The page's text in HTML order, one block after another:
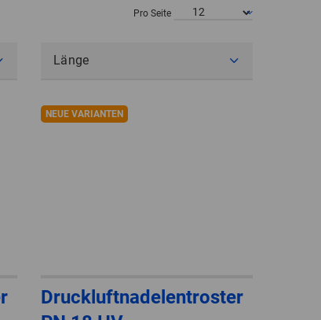
POLAND
Pro Seite
Länge
NEUE VARIANTEN
Druckluftnadelentroster